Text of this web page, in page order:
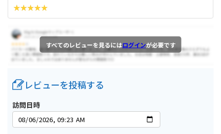
すべてのレビューを見るにはログインが必要です
レビューを投稿する
訪問日時